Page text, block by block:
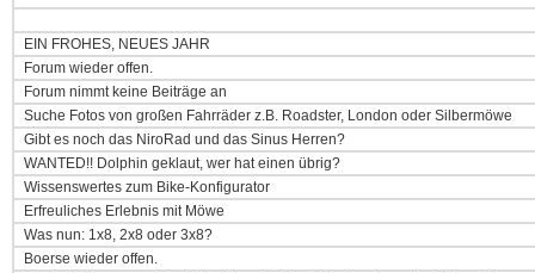
EIN FROHES, NEUES JAHR
Forum wieder offen.
Forum nimmt keine Beiträge an
Suche Fotos von großen Fahrräder z.B. Roadster, London oder Silbermöwe
Gibt es noch das NiroRad und das Sinus Herren?
WANTED!! Dolphin geklaut, wer hat einen übrig?
Wissenswertes zum Bike-Konfigurator
Erfreuliches Erlebnis mit Möwe
Was nun: 1x8, 2x8 oder 3x8?
Boerse wieder offen.